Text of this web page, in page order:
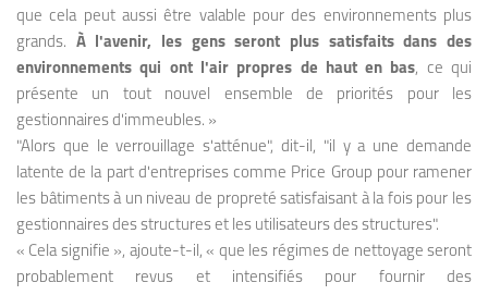
que cela peut aussi être valable pour des environnements plus
grands. À l'avenir, les gens seront plus satisfaits dans des
environnements qui ont l'air propres de haut en bas, ce qui
présente un tout nouvel ensemble de priorités pour les
gestionnaires d'immeubles. »
"Alors que le verrouillage s'atténue", dit-il, "il y a une demande
latente de la part d'entreprises comme Price Group pour ramener
les bâtiments à un niveau de propreté satisfaisant à la fois pour les
gestionnaires des structures et les utilisateurs des structures".
« Cela signifie », ajoute-t-il, « que les régimes de nettoyage seront
probablement revus et intensifiés pour fournir des